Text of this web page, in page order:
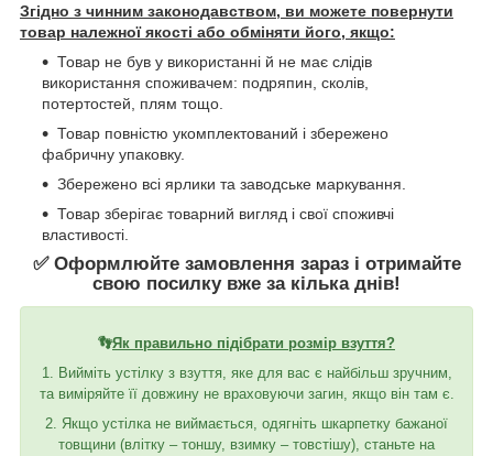
Згідно з чинним законодавством, ви можете повернути
товар належної якості або обміняти його, якщо:
Товар не був у використанні й не має слідів
використання споживачем: подряпин, сколів,
потертостей, плям тощо.
Товар повністю укомплектований і збережено
фабричну упаковку.
Збережено всі ярлики та заводське маркування.
Товар зберігає товарний вигляд і свої споживчі
властивості.
✅ Оформлюйте замовлення зараз і отримайте
свою посилку вже за кілька днів!
👣Як правильно підібрати розмір взуття?
1. Вийміть устілку з взуття, яке для вас є найбільш зручним,
та виміряйте її довжину не враховуючи загин, якщо він там є.
2. Якщо устілка не виймається, одягніть шкарпетку бажаної
товщини (влітку – тоншу, взимку – товстішу), станьте на